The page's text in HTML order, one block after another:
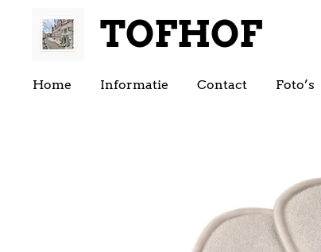
direct
naar
TOFHOF
Home Informatie Contact Foto’s